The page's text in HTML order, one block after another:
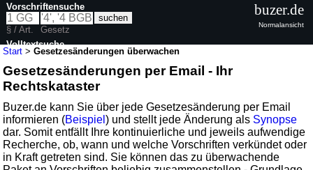
Start >Gesetzesänderungen überwachen
Gesetzesänderungen per Email - Ihr
Rechtskataster
Buzer.de kann Sie über jede Gesetzesänderung per Email
informieren (Beispiel) und stellt jede Änderung als Synopse
dar. Somit entfällt Ihre kontinuierliche und jeweils aufwendige
Recherche, ob, wann und welche Vorschriften verkündet oder
in Kraft getreten sind. Sie können das zu überwachende
Vorschriftensuche
§ / Art.
Gesetz
Volltextsuche
buzer.de
Normalansicht